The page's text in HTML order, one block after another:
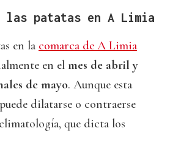
las patatas en A Limia
en la comarca de A Limia
en el mes de abril y
de mayo. Aunque esta
dilatarse o contraerse
que dicta los